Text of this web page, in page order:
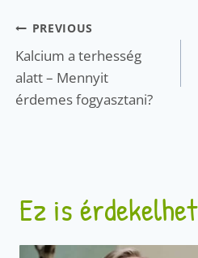
Bejegyzés
navigáció
PREVIOUS
Kalcium a terhesség
alatt – Mennyit
érdemes fogyasztani?
Ez is érdekelhet